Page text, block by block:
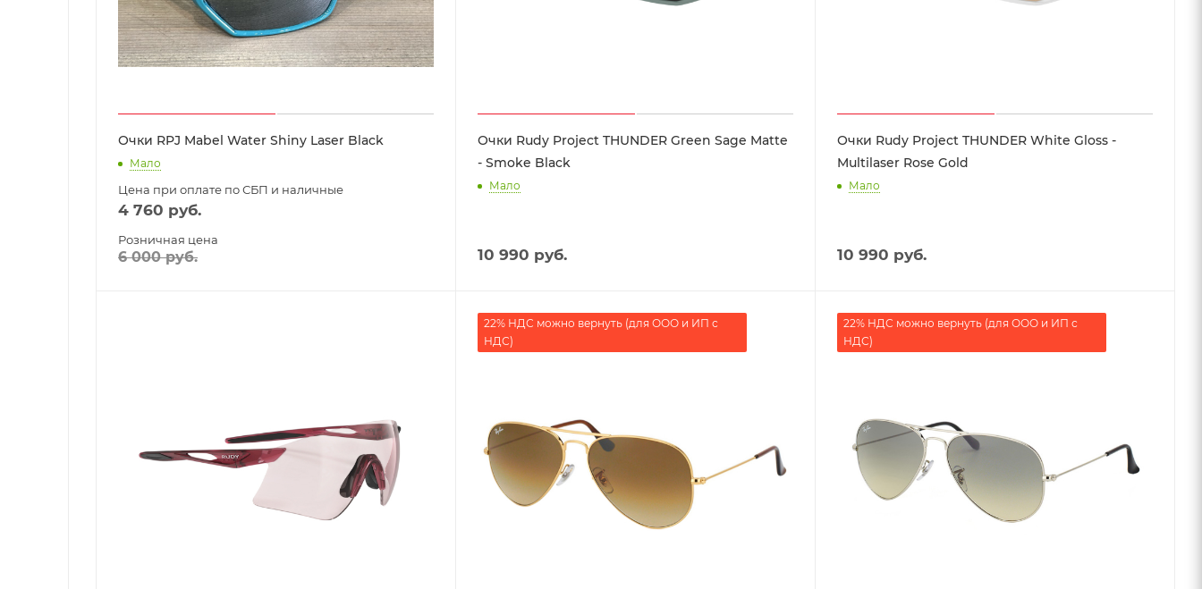
Очки RPJ Mabel Water Shiny Laser Black
Мало
Цена при оплате по СБП и наличные
4 760 руб.
Розничная цена
6 000руб.
Очки Rudy Project THUNDER Green Sage Matte
- Smoke Black
Мало
10 990 руб.
Очки Rudy Project THUNDER White Gloss -
Multilaser Rose Gold
Мало
10 990 руб.
22% НДС можно вернуть (для ООО и ИП с
НДС)
22% НДС можно вернуть (для ООО и ИП с
НДС)